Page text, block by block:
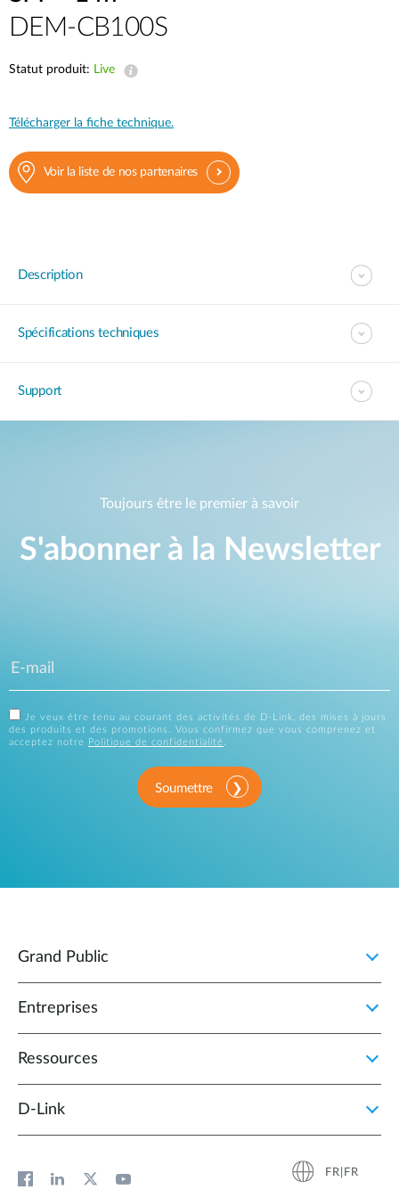
DEM-CB100S
Statut produit: Live
Télécharger la fiche technique.
Voir la liste de nos partenaires
Description
Spécifications techniques
Support
Toujours être le premier à savoir
S'abonner à la Newsletter
Je veux être tenu au courant des activités de D-Link, des mises à jours
des produits et des promotions. Vous confirmez que vous comprenez et
acceptez notre
Politique de confidentialité.
Soumettre
Grand Public
Entreprises
Ressources
D‑Link
FR|FR